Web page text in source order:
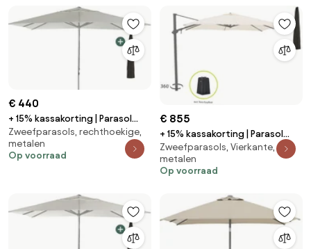
Tuinmeubelen
€ 440
+ 15% kassakorting | Parasol
Shadowline Cuba | Inclusief
hoes | Rechthoekig |
400x300cm | Met katrol |
Zweefparasols, rechthoekige,
metalen
Op voorraad
€ 855
+ 15% kassakorting | Parasol
Shadowline Austin | Inclusief
hoes | Vierkant | 300x300cm |
Met draaihendel | Wit | Kees
Zweefparasols, Vierkante,
metalen
Op voorraad